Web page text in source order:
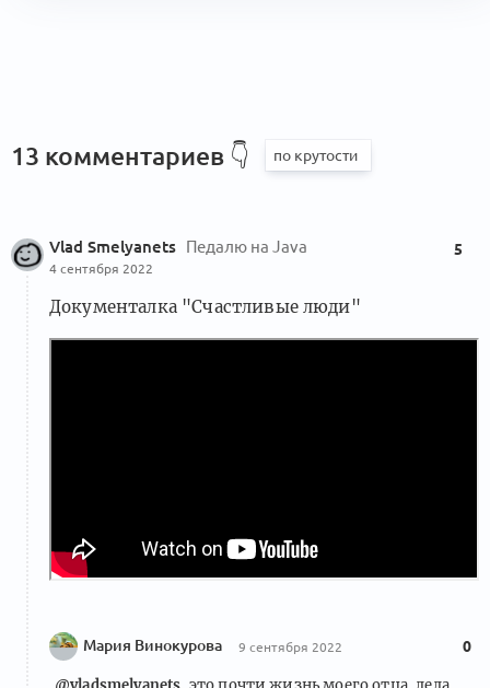
13 комментариев 👇
Vlad Smelyanets Педалю на Java
4 сентября 2022
5
Документалка "Счастливые люди"
Мария Винокурова 9 сентября 2022 0